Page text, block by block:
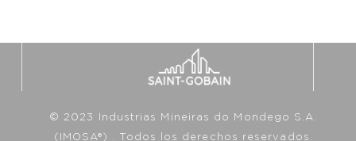
© 2023 Industrias Mineiras do Mondego S.A.
(IMOSA®) . Todos los derechos reservados.